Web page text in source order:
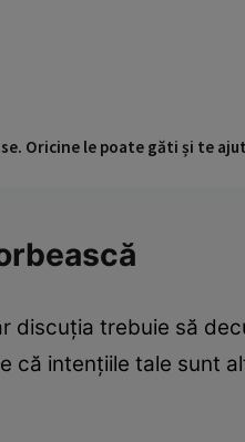
Oricine le poate găti și te
discuţia trebuie să
intenţiile tale sunt